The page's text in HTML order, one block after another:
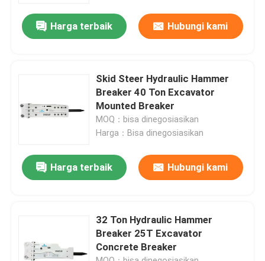
Tentang kami
Kontrol kualitas
Permintaan Penawaran
Pemecah Batu Hidrolik
Pemutus hidrolik excavator
Harga terbaik Hubungi kami
Skid Steer Hydraulic Hammer
Breaker 40 Ton Excavator
Mounted Breaker
MOQ：bisa dinegosiasikan
Harga：Bisa dinegosiasikan
Harga terbaik Hubungi kami
32 Ton Hydraulic Hammer
Breaker 25T Excavator
Concrete Breaker